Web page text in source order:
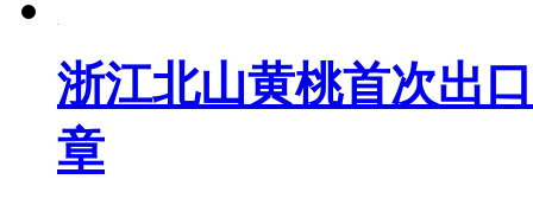
浙江北山黄桃首次出
章